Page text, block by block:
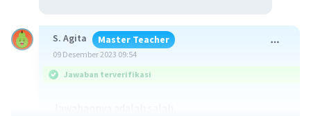
S. Agita Master Teacher
09 Desember 2023 09:54
Jawaban terverifikasi